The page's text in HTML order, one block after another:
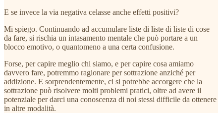
E se invece la via negativa celasse anche effetti positivi?
Mi spiego. Continuando ad accumulare liste di liste di liste di cose
da fare, si rischia un intasamento mentale che può portare a un
blocco emotivo, o quantomeno a una certa confusione.
Forse, per capire meglio chi siamo, e per capire cosa amiamo
davvero fare, potremmo ragionare per sottrazione anziché per
addizione. E sorprendentemente, ci si potrebbe accorgere che la
sottrazione può risolvere molti problemi pratici, oltre ad avere il
potenziale per darci una conoscenza di noi stessi difficile da ottenere
in altre modalità.